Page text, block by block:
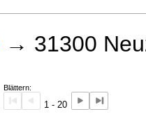
→ 31300
Blättern:
1 - 20